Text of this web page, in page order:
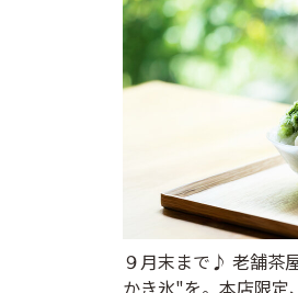
９月末まで♪ 老舗茶
かき氷"を。本店限定